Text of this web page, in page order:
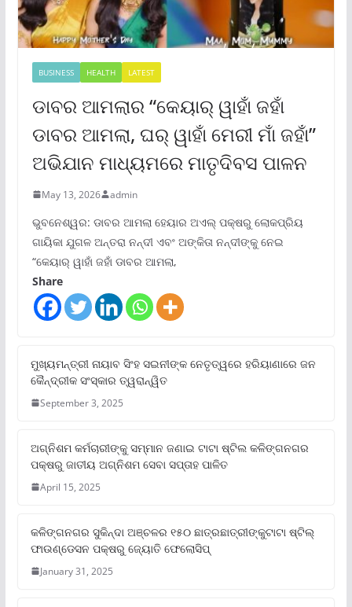
BUSINESS HEALTH LATEST
ଡାବର ଆମଲାର “କେୟାର୍ ୱାହାଁ ଜହାଁ
ଡାବର ଆମଲା, ଘର୍ ୱାହାଁ ମେରୀ ମାଁ ଜହାଁ”
ଅଭିଯାନ ମାଧ୍ୟମରେ ମାତୃଦିବସ ପାଳନ
May 13, 2026 admin
ଭୁବନେଶ୍ୱର: ଡାବର ଆମଲା ହେୟାର ଅଏଲ୍ ପକ୍ଷରୁ ଲୋକପ୍ରିୟ
ଗାୟିକା ଯୁଗଳ ଅନ୍ତରା ନନ୍ଦୀ ଏବଂ ଅଙ୍କିତା ନନ୍ଦୀଙ୍କୁ ନେଇ
“କେୟାର୍ ୱାହାଁ ଜହାଁ ଡାବର ଆମଲା,
Share
ମୁଖ୍ୟମନ୍ତ୍ରୀ ନାୟାବ ସିଂହ ସଇନୀଙ୍କ ନେତୃତ୍ୱରେ ହରିୟାଣାରେ ଜନ
କୈନ୍ଦ୍ରୀକ ସଂସ୍କାର ତ୍ୱରାନ୍ୱିତ
September 3, 2025
ଅଗ୍ନିଶମ କର୍ମଚାରୀଙ୍କୁ ସମ୍ମାନ ଜଣାଇ ଟାଟା ଷ୍ଟିଲ କଳିଙ୍ଗନଗର
ପକ୍ଷରୁ ଜାତୀୟ ଅଗ୍ନିଶମ ସେବା ସପ୍ତାହ ପାଳିତ
April 15, 2025
କଳିଙ୍ଗନଗର ସୁକିନ୍ଦା ଅଞ୍ଚଳର ୧୫୦ ଛାତ୍ରଛାତ୍ରୀଙ୍କୁଟାଟା ଷ୍ଟିଲ୍
ଫାଉଣ୍ଡେସନ ପକ୍ଷରୁ ଜ୍ୟୋତି ଫେଲୋସିପ୍‌
January 31, 2025